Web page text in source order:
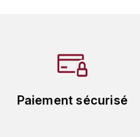
Paiement sécurisé